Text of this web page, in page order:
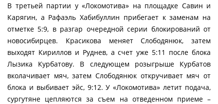
В третьей партии у «Локомотива» на площадке Савин и
Карягин, а Рафаэль Хабибуллин прибегает к заменам на
отметке 5:9, в разгар очередной серии блокирований от
новосибирцев. Красикова меняет Слободянюк, затем
выходят Кириллов и Руднев, а счет уже 5:11 после блока
Лызика Курбатову. В следующем розыгрыше Курбатов
вколачивает мяч, затем Слободянюк откручивает мяч от
блока и выбивает эйс, 9:12. У «Локомотива» летит подача,
сургутяне цепляются за съем на отведенном приеме –